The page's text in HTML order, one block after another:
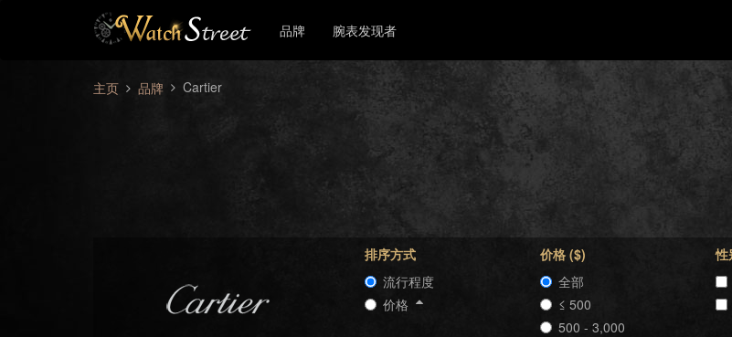
品牌 腕表发现者
主页 品牌 Cartier
排序方式
流行程度
价格
价格 ($)
全部
≤ 500
500 - 3,000
性